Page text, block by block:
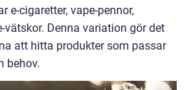
e-cigaretter, vape-pennor,
vätskor. Denna variation gör det
att hitta produkter som passar
behov.